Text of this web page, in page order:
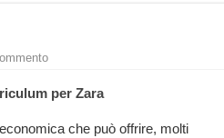
che può offrire, molti